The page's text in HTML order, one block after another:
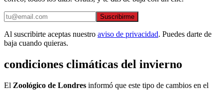
Suscribirme
Al suscribirte aceptas nuestro aviso de privacidad. Puedes darte de
baja cuando quieras.
condiciones climáticas del invierno
El Zoológico de Londres informó que este tipo de cambios en el